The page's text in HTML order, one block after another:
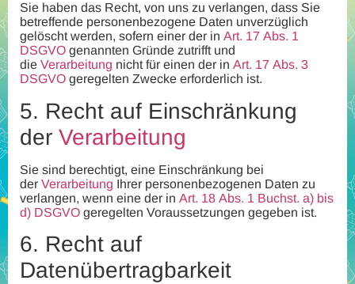
Sie haben das Recht, von uns zu verlangen, dass Sie
betreffende personenbezogene Daten unverzüglich
gelöscht werden, sofern einer der in Art. 17 Abs. 1
DSGVO genannten Gründe zutrifft und
die Verarbeitung nicht für einen der in Art. 17 Abs. 3
DSGVO geregelten Zwecke erforderlich ist.
5. Recht auf Einschränkung
der Verarbeitung
Sie sind berechtigt, eine Einschränkung bei
der Verarbeitung Ihrer personenbezogenen Daten zu
verlangen, wenn eine der in Art. 18 Abs. 1 Buchst. a) bis
d) DSGVO geregelten Voraussetzungen gegeben ist.
6. Recht auf
Datenübertragbarkeit